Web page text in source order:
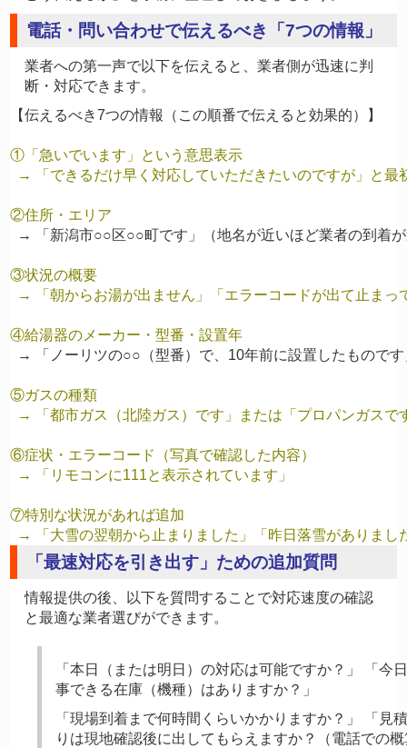
電話・問い合わせで伝えるべき「7つの情報」
業者への第一声で以下を伝えると、業者側が迅速に判
断・対応できます。
【伝えるべき7つの情報（この順番で伝えると効果的）】
①「急いでいます」という意思表示
→ 「できるだけ早く対応していただきたいのですが」と最
②住所・エリア
③状況の概要
→ 「朝からお湯が出ません」「エラーコードが出て止まっ
④給湯器のメーカー・型番・設置年
→ 「ノーリツの○○（型番）で、10年前に設置したものです
⑤ガスの種類
→ 「都市ガス（北陸ガス）です」または「プロパンガスで
⑥症状・エラーコード（写真で確認した内容）
  → 「リモコンに111と表示されています」
⑦特別な状況があれば追加
「最速対応を引き出す」ための追加質問
情報提供の後、以下を質問することで対応速度の確認
と最適な業者選びができます。
「本日（または明日）の対応は可能ですか？」 「今
事できる在庫（機種）はありますか？」
「現場到着まで何時間くらいかかりますか？」 「見
りは現地確認後に出してもらえますか？（電話での